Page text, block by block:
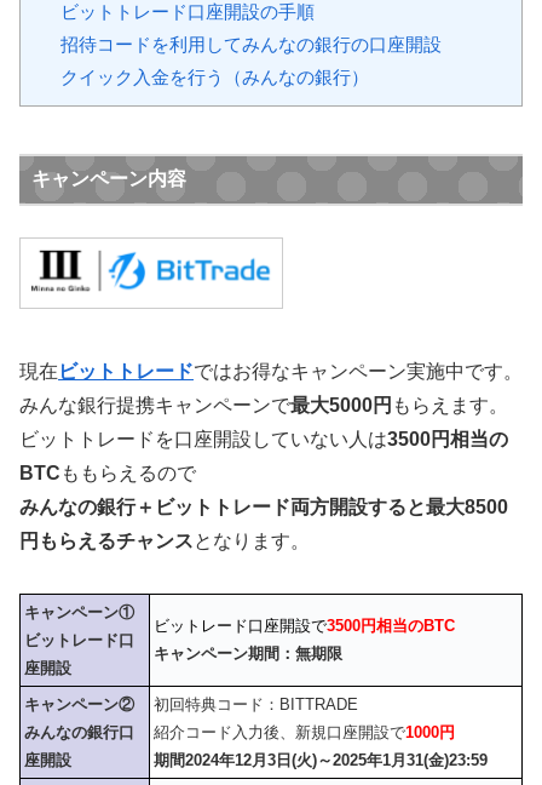
ビットトレード口座開設の手順
招待コードを利用してみんなの銀行の口座開設
クイック入金を行う（みんなの銀行）
キャンペーン内容
現在 ビットトレードではお得なキャンペーン実施中です。
みんな銀行提携キャンペーンで最大5000円 もらえます。
ビットトレードを口座開設していない人は3500円相当の
BTC ももらえるので
みんなの銀行＋ビットトレード両方開設すると最大8500
円もらえるチャンスとなります。
キャンペーン①
ビットレード口
座開設
ビットレード口座開設で3500円相当のBTC
キャンペーン期間：無期限
キャンペーン②
みんなの銀行口
座開設
初回特典コード： BITTRADE
紹介コード入力後、新規口座開設で1000円
期間2024年12月3日(火)～2025年1月31(金)23:59